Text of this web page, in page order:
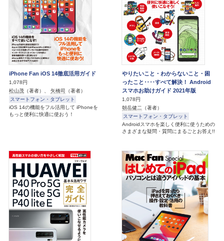
iPhone Fan iOS 14徹底活用ガイド
1,078円
松山茂 （著者）、 矢橋司
（著者）
スマートフォン・タブレット
iOS 14の機能をフル活用して iPhoneを
もっと便利に快適に使おう！
やりたいこと・わからないこと・困
ったこと‥‥すべて解決！ Android
スマホお助けガイド 2021年版
1,078円
朝岳健二 （著者）
スマートフォン・タブレット
Androidスマホを楽しく便利に使うための
さまざまな疑問・質問にまるごとお答え!!